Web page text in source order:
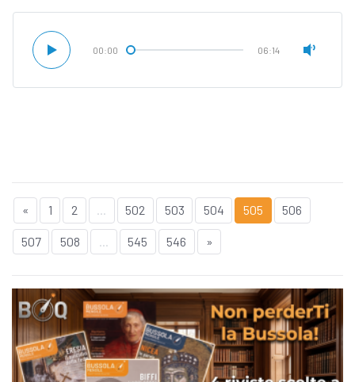
00:00 06:14
« 1 2 ... 502 503 504 505 506
507 508 545 546 »